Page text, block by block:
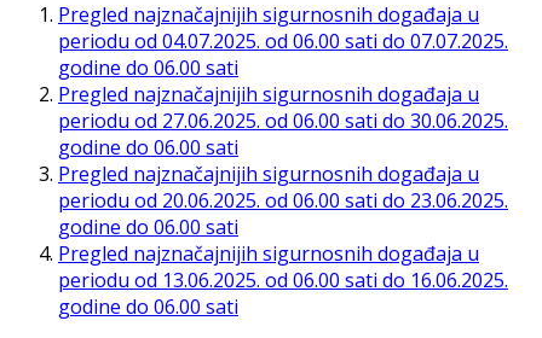
Pregled najznačajnijih sigurnosnih događaja u
periodu od 04.07.2025. od 06.00 sati do 07.07.2025.
godine do 06.00 sati
Pregled najznačajnijih sigurnosnih događaja u
periodu od 27.06.2025. od 06.00 sati do 30.06.2025.
godine do 06.00 sati
Pregled najznačajnijih sigurnosnih događaja u
periodu od 20.06.2025. od 06.00 sati do 23.06.2025.
godine do 06.00 sati
Pregled najznačajnijih sigurnosnih događaja u
periodu od 13.06.2025. od 06.00 sati do 16.06.2025.
godine do 06.00 sati